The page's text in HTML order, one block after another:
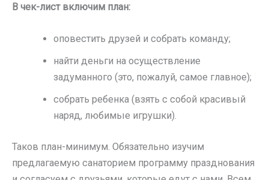
В чек-лист включим план:
оповестить друзей и собрать команду;
найти деньги на осуществление
задуманного (это, пожалуй, самое главное);
собрать ребенка (взять с собой красивый
наряд, любимые игрушки).
Таков план-минимум. Обязательно изучим
предлагаемую санаторием программу празднования